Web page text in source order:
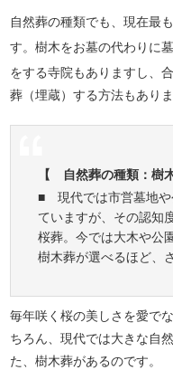
自然葬の種類でも、現在最
す。樹木をお墓の代わりに
をする寺院もありますし、
葬（埋蔵）する方法もありま
【 自然葬の種類：樹
■ 現代では市営墓地や
ていますが、その認知
桜葬。今では大木や公
樹木葬が選べるほど、
毎年咲く桜の美しさを愛で
ちろん、現代では大きな自
た、樹木葬があるのです。